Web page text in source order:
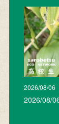
2026/08/06
2026/08/